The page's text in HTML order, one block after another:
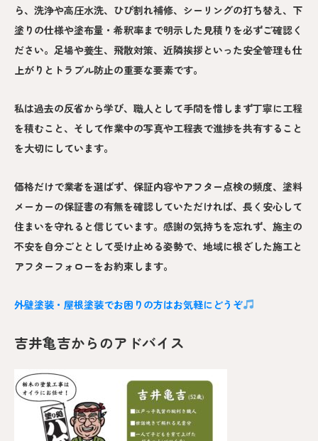
ら、洗浄や高圧水洗、ひび割れ補修、シーリングの打ち替え、下
塗りの仕様や塗布量・希釈率まで明示した見積りを必ずご確認く
ださい。足場や養生、飛散対策、近隣挨拶といった安全管理も仕
上がりとトラブル防止の重要な要素です。
私は過去の反省から学び、職人として手間を惜しまず丁寧に工程
を積むこと、そして作業中の写真や工程表で進捗を共有すること
を大切にしています。
価格だけで業者を選ばず、保証内容やアフター点検の頻度、塗料
メーカーの保証書の有無を確認していただければ、長く安心して
住まいを守れると信じています。感謝の気持ちを忘れず、施主の
不安を自分ごととして受け止める姿勢で、地域に根ざした施工と
アフターフォローをお約束します。
外壁塗装・屋根塗装でお困りの方はお気軽にどうぞ
吉井亀吉からのアドバイス